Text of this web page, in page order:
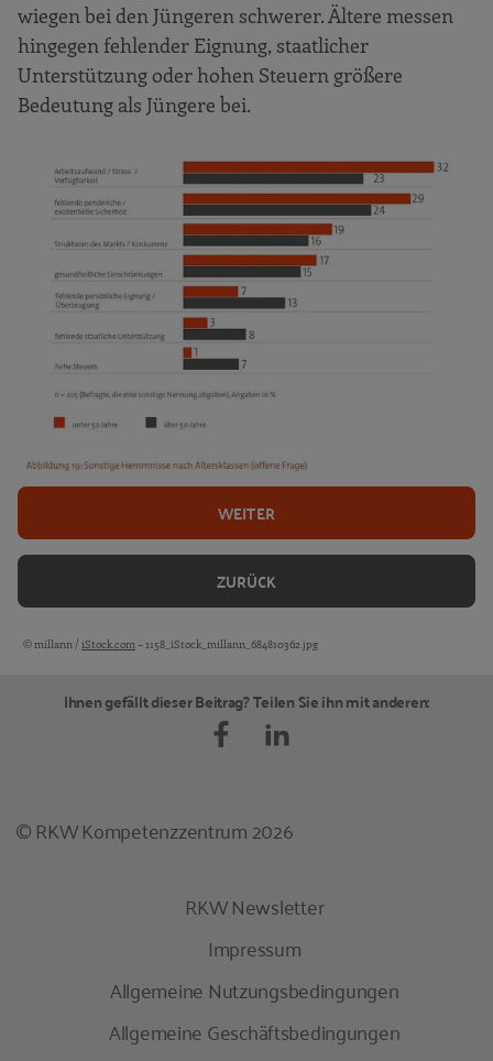
wiegen bei den Jüngeren schwerer. Ältere messen
hingegen fehlender Eignung, staatlicher
Unterstützung oder hohen Steuern größere
Bedeutung als Jüngere bei.
ZURÜCK
WEITER
Bildquellen und Copyright-Hinweise
© millann / iStock.com – 1158_iStock_millann_684810362.jpg
Ihnen gefällt dieser Beitrag? Teilen Sie ihn mit anderen:
© RKW Kompetenzzentrum 2026
RKW Newsletter
Impressum
Allgemeine Nutzungsbedingungen
Allgemeine Geschäftsbedingungen